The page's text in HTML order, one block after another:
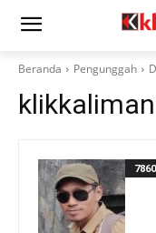
Beranda Pengunggah